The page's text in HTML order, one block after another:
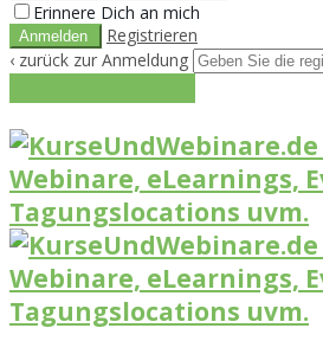
Erinnere Dich an mich
Registrieren
‹ zurück zur Anmeldung